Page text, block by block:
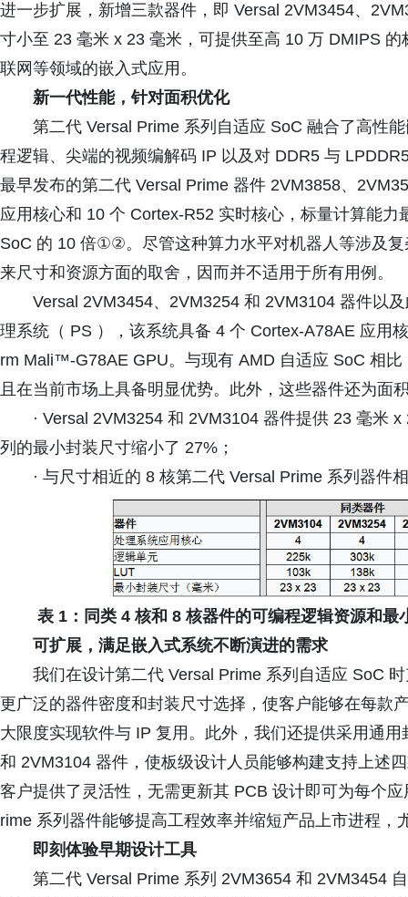
进一步扩展，新增三款器件，即 Versal 2VM3454、
寸小至 23 毫米 x 23 毫米，可提供至高 10 万 DMIPS
联网等领域的嵌入式应用。
新一代性能，针对面积优化
第二代 Versal Prime 系列自适应 SoC 融合了高性
程逻辑、尖端的视频编解码 IP 以及对 DDR5 与
最早发布的第二代 Versal Prime 器件 2VM3858、
应用核心和 10 个 Cortex-R52 实时核心，标量计算能
SoC 的 10 倍①②。尽管这种算力水平对机器人等涉及
来尺寸和资源方面的取舍，因而并不适用于所有用例。
Versal 2VM3454、2VM3254 和 2VM3104 器件以
理系统（ PS ），该系统具备 4 个 Cortex-A78AE 应用
rm Mali™-G78AE GPU。与现有 AMD 自适应 SoC 相
且在当前市场上具备明显优势。此外，这些器件还为面
· Versal 2VM3254 和 2VM3104 器件提供 23 毫米
列的最小封装尺寸缩小了 27%；
· 与尺寸相近的 8 核第二代 Versal Prime 系列器件
表 1：同类 4 核和 8 核器件的可编程逻辑资源和最
可扩展，满足嵌入式系统不断演进的需求
我们在设计第二代 Versal Prime 系列自适应 SoC
更广泛的器件密度和封装尺寸选择，使客户能够在每款
大限度实现软件与 IP 复用。此外，我们还提供采用通
和 2VM3104 器件，使板级设计人员能够构建支持上述
客户提供了灵活性，无需更新其 PCB 设计即可为每个
rime 系列器件能够提高工程效率并缩短产品上市进程，
即刻体验早期设计工具
第二代 Versal Prime 系列 2VM3654 和 2VM3454